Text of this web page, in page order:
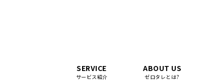
SERVICE
サービス紹介
ABOUT US
ゼロタレとは?